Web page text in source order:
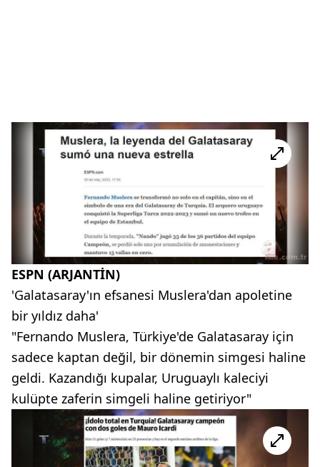
ESPN (ARJANTİN)
'Galatasaray'ın efsanesi Muslera'dan apoletine
bir yıldız daha'
"Fernando Muslera, Türkiye'de Galatasaray için
sadece kaptan değil, bir dönemin simgesi haline
geldi. Kazandığı kupalar, Uruguaylı kaleciyi
kulüpte zaferin simgeli haline getiriyor"